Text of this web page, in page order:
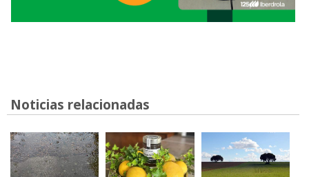
Noticias relacionadas